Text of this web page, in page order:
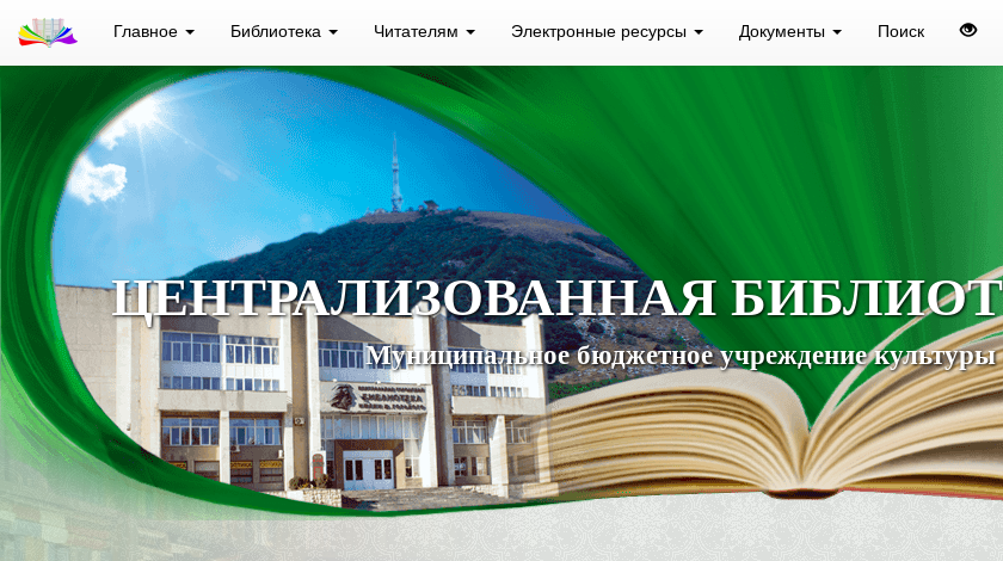
Главное Библиотека Читателям Электронные ресурсы Документы Поиск
ЦЕНТРАЛИЗОВАННАЯ
Муниципальное бюджетное учреждение культуры